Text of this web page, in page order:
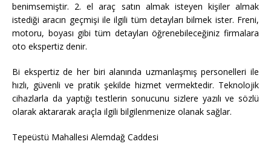
benimsemiştir. 2. el araç satın almak isteyen kişiler almak
istediği aracın geçmişi ile ilgili tüm detayları bilmek ister. Freni,
motoru, boyası gibi tüm detayları öğrenebileceğiniz firmalara
oto ekspertiz denir.
Bi ekspertiz de her biri alanında uzmanlaşmış personelleri ile
hızlı, güvenli ve pratik şekilde hizmet vermektedir. Teknolojik
cihazlarla da yaptığı testlerin sonucunu sizlere yazılı ve sözlü
olarak aktararak araçla ilgili bilgilenmenize olanak sağlar.
Tepeüstü Mahallesi Alemdağ Caddesi